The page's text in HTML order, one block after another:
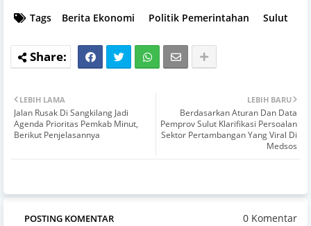
Tags Berita Ekonomi Politik Pemerintahan Sulut
LEBIH BARU
Berdasarkan Aturan Dan Data
Pemprov Sulut Klarifikasi Persoalan
Sektor Pertambangan Yang Viral Di
Medsos
LEBIH LAMA
Jalan Rusak Di Sangkilang Jadi
Agenda Prioritas Pemkab Minut,
Berikut Penjelasannya
POSTING KOMENTAR 0 Komentar